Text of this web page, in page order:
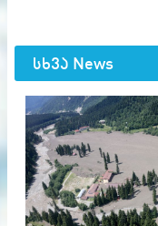
სხვა News